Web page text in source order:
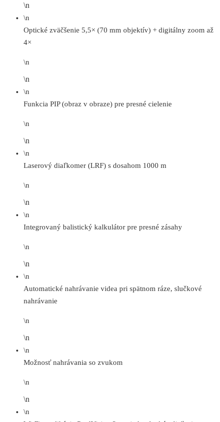
\n
\n
Optické zväčšenie 5,5× (70 mm objektív) + digitálny zoom až
4×
\n
\n
\n
Funkcia PIP (obraz v obraze) pre presné cielenie
\n
\n
\n
Laserový diaľkomer (LRF) s dosahom 1000 m
\n
\n
\n
Integrovaný balistický kalkulátor pre presné zásahy
\n
\n
\n
Automatické nahrávanie videa pri spätnom ráze, slučkové
nahrávanie
\n
\n
\n
Možnosť nahrávania so zvukom
\n
\n
\n